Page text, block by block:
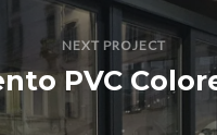
NEXT PROJECT
PVC